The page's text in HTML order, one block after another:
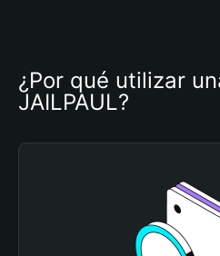
¿Por qué utilizar
JAILPAUL?